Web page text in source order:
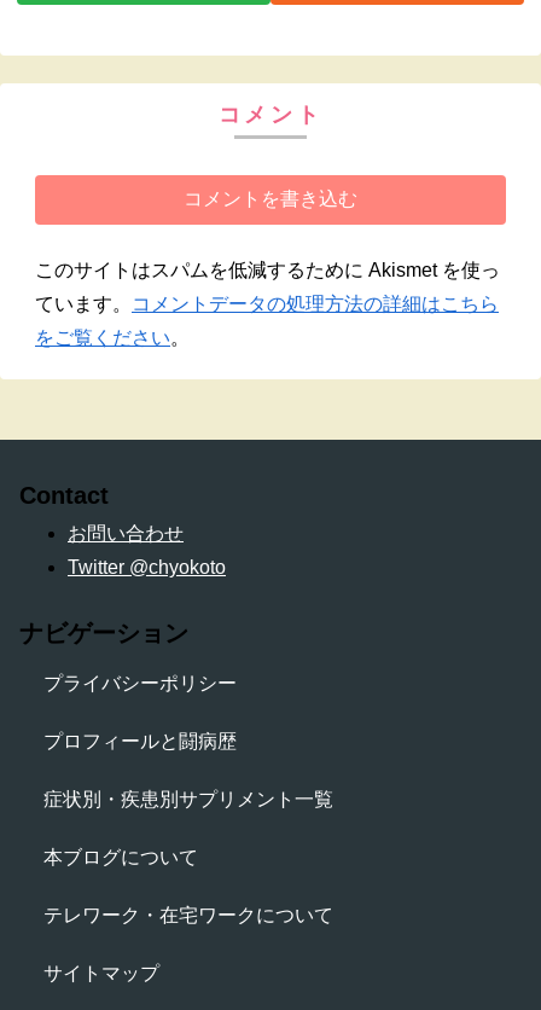
コメント
コメントを書き込む
このサイトはスパムを低減するために Akismet を使っ
ています。
コメントデータの処理方法の詳細はこちら
をご覧ください。
Contact
お問い合わせ
Twitter @chyokoto
ナビゲーション
プライバシーポリシー
プロフィールと闘病歴
症状別・疾患別サプリメント一覧
本ブログについて
テレワーク・在宅ワークについて
サイトマップ